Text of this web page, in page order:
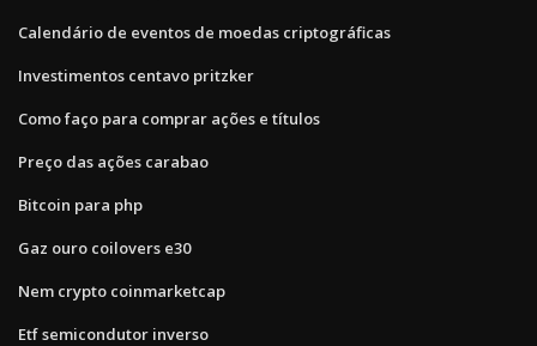
Calendário de eventos de moedas criptográficas
Investimentos centavo pritzker
Como faço para comprar ações e títulos
Preço das ações carabao
Bitcoin para php
Gaz ouro coilovers e30
Nem crypto coinmarketcap
Etf semicondutor inverso